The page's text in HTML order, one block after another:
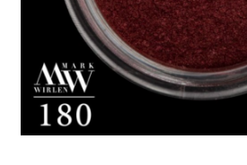
КОСМЕТИКА ДЛЯ ГУБ
КОСМЕТИКА ДЛЯ ЛИЦА
КОСМЕТИКА ДЛЯ ЩЕК
КИСТИ ДЛЯ МАКИЯЖА